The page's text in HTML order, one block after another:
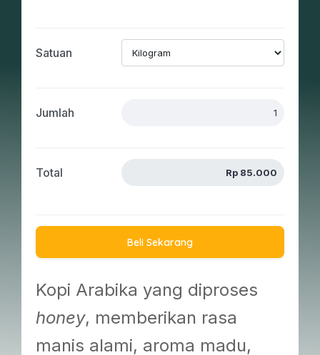
Satuan
Jumlah
Total
Beli Sekarang
Kopi Arabika yang diproses
honey, memberikan rasa
manis alami, aroma madu,